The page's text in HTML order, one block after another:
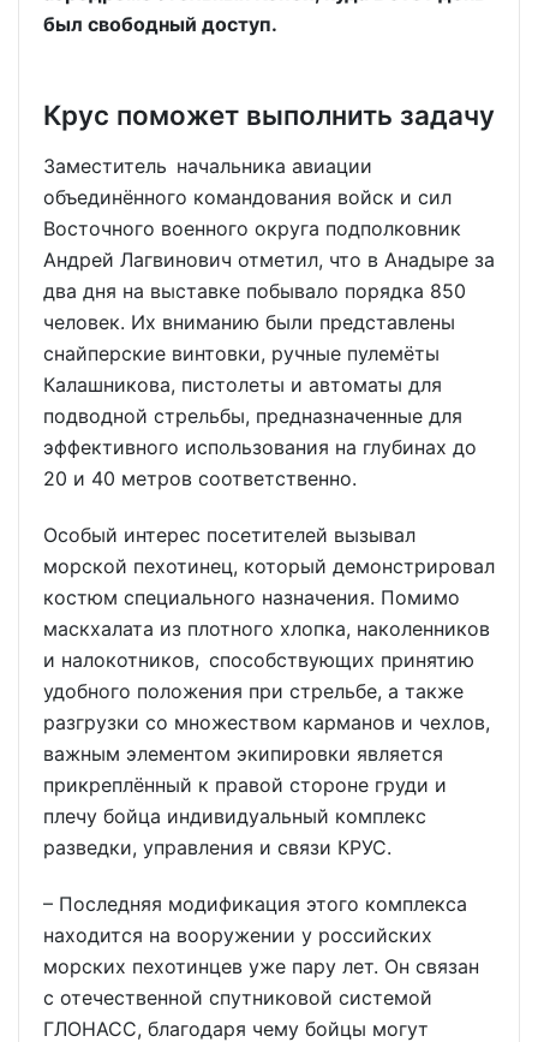
был свободный доступ.
Крус поможет выполнить задачу
Заместитель начальника авиации
объединённого командования войск и сил
Восточного военного округа подполковник
Андрей Лагвинович отметил, что в Анадыре за
два дня на выставке побывало порядка 850
человек. Их вниманию были представлены
снайперские винтовки, ручные пулемёты
Калашникова, пистолеты и автоматы для
подводной стрельбы, предназначенные для
эффективного использования на глубинах до
20 и 40 метров соответственно.
Особый интерес посетителей вызывал
морской пехотинец, который демонстрировал
костюм специального назначения. Помимо
маскхалата из плотного хлопка, наколенников
и налокотников, способствующих принятию
удобного положения при стрельбе, а также
разгрузки со множеством карманов и чехлов,
важным элементом экипировки является
прикреплённый к правой стороне груди и
плечу бойца индивидуальный комплекс
разведки, управления и связи КРУС.
– Последняя модификация этого комплекса
находится на вооружении у российских
морских пехотинцев уже пару лет. Он связан
с отечественной спутниковой системой
ГЛОНАСС, благодаря чему бойцы могут